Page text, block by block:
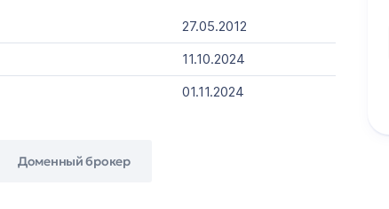
27.05.2012
11.10.2024
01.11.2024
Доменный брокер